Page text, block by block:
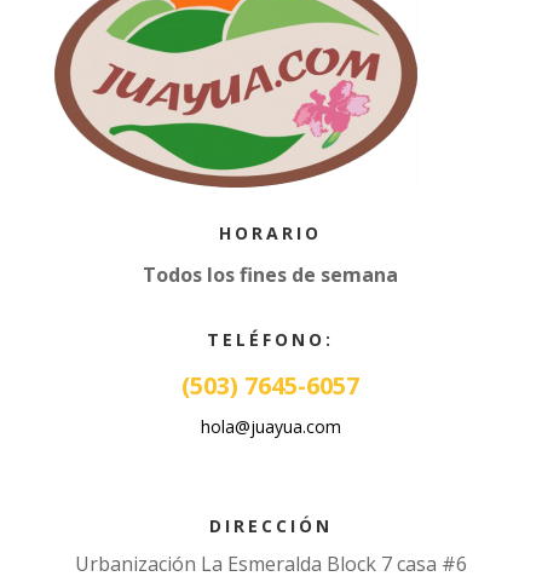
HORARIO
Todos los fines de semana
TELÉFONO:
(503) 7645-6057
hola@juayua.com
DIRECCIÓN
Urbanización La Esmeralda Block 7 casa #6